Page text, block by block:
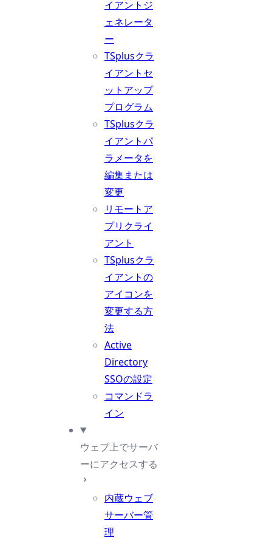
イアントジ
ェネレータ
ー
TSplusクラ
イアントセ
ットアップ
プログラム
TSplusクラ
イアントパ
ラメータを
編集または
変更
リモートア
プリクライ
アント
TSplusクラ
イアントの
アイコンを
変更する方
法
Active
Directory
SSOの設定
コマンドラ
イン
ウェブ上でサーバ
ーにアクセスする
内蔵ウェブ
サーバー管
理